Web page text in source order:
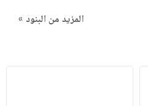
المزيد من البنود »